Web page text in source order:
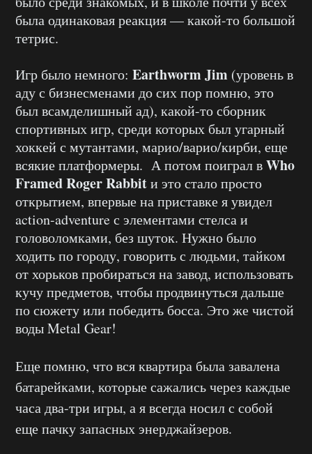
была одинаковая реакция — какой-то большой
тетрис.
Игр было немного: Earthworm Jim (уровень в
аду с бизнесменами до сих пор помню, это
был всамделишный ад), какой-то сборник
спортивных игр, среди которых был угарный
хоккей с мутантами, марио/варио/кирби, еще
всякие платформеры. А потом поиграл вWho
Framed Roger Rabbitи это стало просто
открытием, впервые на приставке я увидел
action-adventure с элементами стелса и
головоломками, без шуток. Нужно было
ходить по городу, говорить с людьми, тайком
от хорьков пробираться на завод, использовать
кучу предметов, чтобы продвинуться дальше
по сюжету или победить босса. Это же чистой
воды Metal Gear!
Еще помню, что вся квартира была завалена
батарейками, которые сажались через каждые
часа два-три игры, а я всегда носил с собой
еще пачку запасных энерджайзеров.